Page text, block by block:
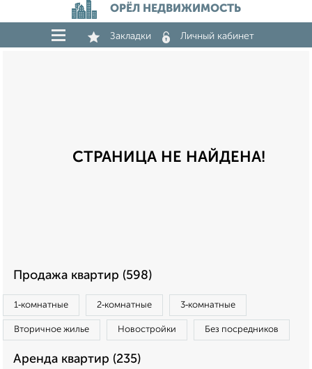
ОРЁЛ НЕДВИЖИМОСТЬ
Закладки Личный кабинет
СТРАНИЦА НЕ НАЙДЕНА!
Продажа квартир (598)
1‑комнатные 2‑комнатные 3‑комнатные
Вторичное жилье Новостройки Без посредников
Аренда квартир (235)